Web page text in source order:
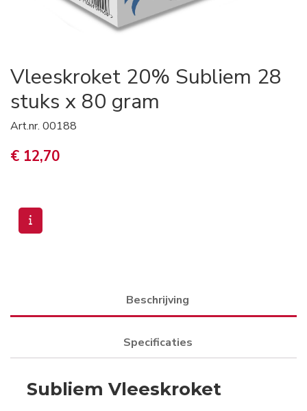
Vleeskroket 20% Subliem 28
stuks x 80 gram
Art.nr. 00188
€ 12,70
Beschrijving
Specificaties
Subliem Vleeskroket